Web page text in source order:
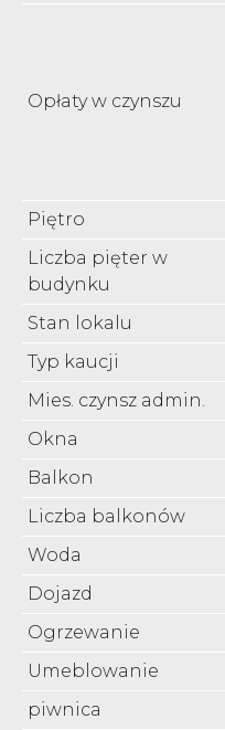
Opłaty w czynszu
Piętro
Liczba pięter w
budynku
Stan lokalu
Typ kaucji
Mies. czynsz admin.
Okna
Balkon
Liczba balkonów
Woda
Dojazd
Ogrzewanie
Umeblowanie
piwnica